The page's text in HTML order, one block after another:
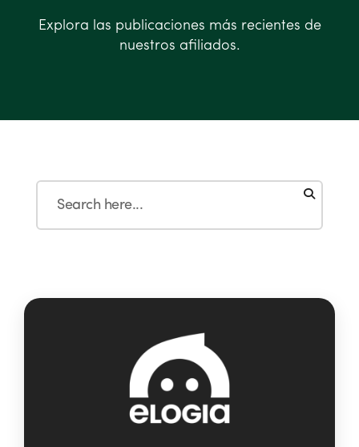
Explora las publicaciones más recientes de
nuestros afiliados.